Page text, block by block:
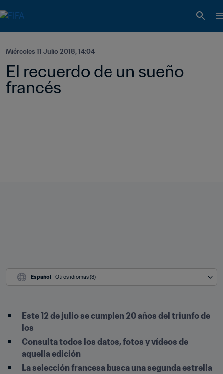
Miércoles 11 Julio 2018, 14:04
El recuerdo de un sueño
francés
Español - Otros idiomas (3)
Este 12 de julio se cumplen 20 años del triunfo de
los
Consulta todos los datos, fotos y vídeos de
aquella edición
La selección francesa busca una segunda estrella